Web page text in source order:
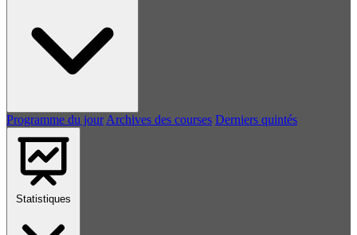
Programme du jour Archives des courses Derniers quintés
Statistiques